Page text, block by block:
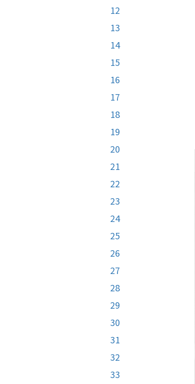
12
13
14
15
16
17
18
19
20
21
22
23
24
25
26
27
28
29
30
31
32
33